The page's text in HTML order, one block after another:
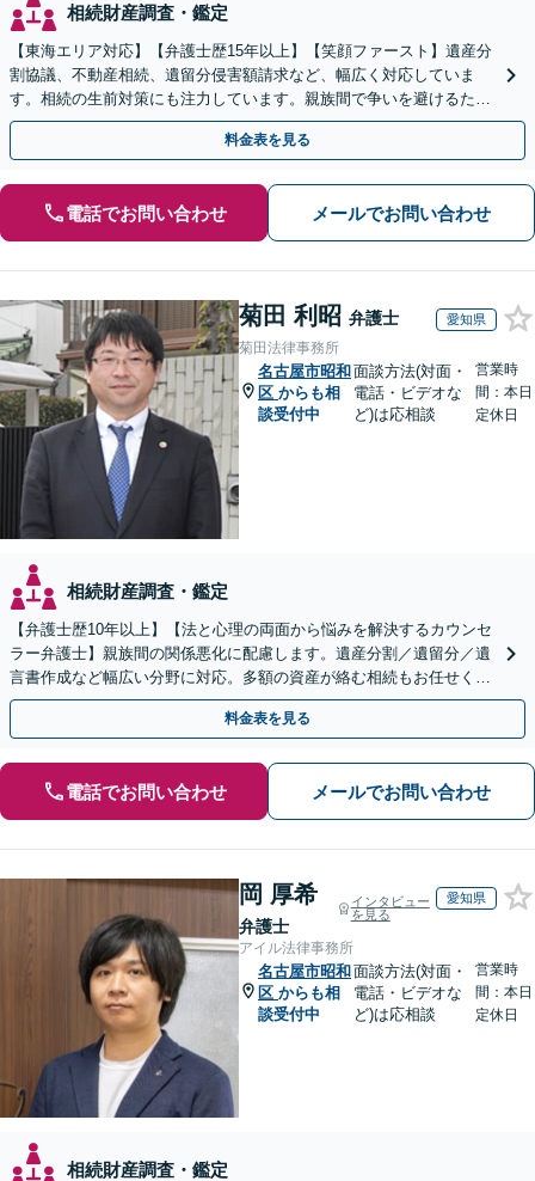
相続財産調査・鑑定
【東海エリア対応】【弁護士歴15年以上】【笑顔ファースト】遺産分
割協議、不動産相続、遺留分侵害額請求など、幅広く対応していま
す。相続の生前対策にも注力しています。親族間で争いを避けるため
にも、お早めにご相談ください。【初回面談無料】
料金表を見る
電話でお問い合わせ メールでお問い合わせ
菊田 利昭 弁護士 愛知県
菊田法律事務所
名古屋市昭和
区 からも相
談受付中
面談方法(対面・
電話・ビデオな
ど)は応相談
営業時
間：本日
定休日
相続財産調査・鑑定
【弁護士歴10年以上】【法と心理の両面から悩みを解決するカウンセ
ラー弁護士】親族間の関係悪化に配慮します。遺産分割／遺留分／遺
言書作成など幅広い分野に対応。多額の資産が絡む相続もお任せくだ
さい。【夜間・休日の相談可能】【駐車場完備】
料金表を見る
電話でお問い合わせ メールでお問い合わせ
岡 厚希
弁護士
インタビュー
を見る
愛知県
アイル法律事務所
名古屋市昭和
区 からも相
談受付中
面談方法(対面・
電話・ビデオな
ど)は応相談
営業時
間：本日
定休日
相続財産調査・鑑定